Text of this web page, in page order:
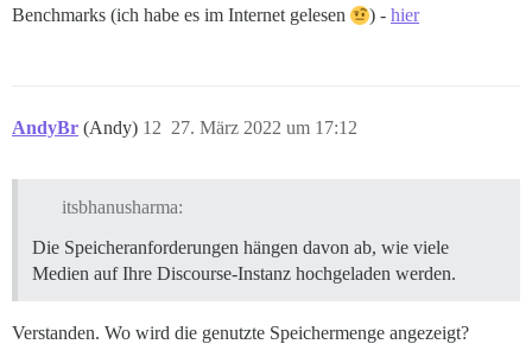
Benchmarks (ich habe es im Internet gelesen
) - hier
AndyBr (Andy) 27. März 2022 um 17:12
12
itsbhanusharma:
Die Speicheranforderungen hängen davon ab, wie viele
Medien auf Ihre Discourse-Instanz hochgeladen werden.
Verstanden. Wo wird die genutzte Speichermenge angezeigt?